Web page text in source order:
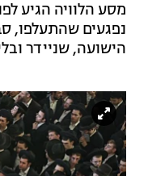
מסע הלוויה הגיע
נפגעים שהתעלפו,
הישועה, שניידר